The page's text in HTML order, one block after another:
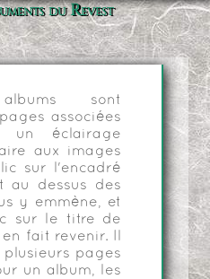
du Revest
sont
associées
un éclairage
aux images
sur l'encadré
au dessus des
y emmène, et
sur le titre de
fait revenir. Il
pages
un album, les